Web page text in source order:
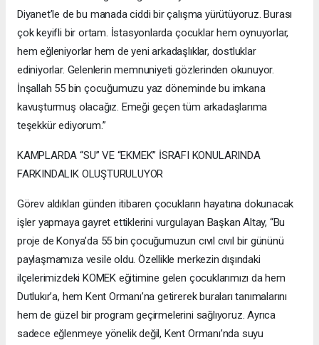
Diyanet’le de bu manada ciddi bir çalışma yürütüyoruz. Burası
çok keyifli bir ortam. İstasyonlarda çocuklar hem oynuyorlar,
hem eğleniyorlar hem de yeni arkadaşlıklar, dostluklar
ediniyorlar. Gelenlerin memnuniyeti gözlerinden okunuyor.
İnşallah 55 bin çocuğumuzu yaz döneminde bu imkana
kavuşturmuş olacağız. Emeği geçen tüm arkadaşlarıma
teşekkür ediyorum.”
KAMPLARDA “SU” VE “EKMEK” İSRAFI KONULARINDA
FARKINDALIK OLUŞTURULUYOR
Görev aldıkları günden itibaren çocukların hayatına dokunacak
işler yapmaya gayret ettiklerini vurgulayan Başkan Altay, “Bu
proje de Konya’da 55 bin çocuğumuzun cıvıl cıvıl bir gününü
paylaşmamıza vesile oldu. Özellikle merkezin dışındaki
ilçelerimizdeki KOMEK eğitimine gelen çocuklarımızı da hem
Dutlukır’a, hem Kent Ormanı’na getirerek buraları tanımalarını
hem de güzel bir program geçirmelerini sağlıyoruz. Ayrıca
sadece eğlenmeye yönelik değil, Kent Ormanı’nda suyu